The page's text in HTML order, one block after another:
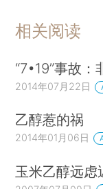
相关阅读
“7•19”事故
2014年07月22日
乙醇惹的祸
2014年01月06日
玉米乙醇远虑